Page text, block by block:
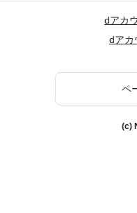
dアカ
dアカ
ペ
(c)